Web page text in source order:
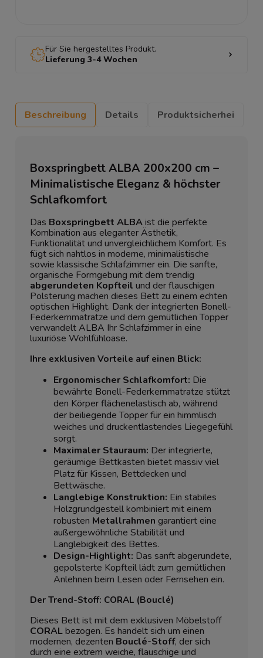
Für Sie hergestelltes Produkt.
Lieferung 3-4 Wochen
Beschreibung Details Produktsicherhei
Boxspringbett ALBA 200x200 cm –
Minimalistische Eleganz & höchster
Schlafkomfort
Das Boxspringbett ALBAist die perfekte
Kombination aus eleganter Ästhetik,
Funktionalität und unvergleichlichem Komfort. Es
fügt sich nahtlos in moderne, minimalistische
sowie klassische Schlafzimmer ein. Die sanfte,
organische Formgebung mit dem trendig
abgerundeten Kopfteil und der flauschigen
Polsterung machen dieses Bett zu einem echten
optischen Highlight. Dank der integrierten Bonell-
Federkernmatratze und dem gemütlichen Topper
verwandelt ALBA Ihr Schlafzimmer in eine
luxuriöse Wohlfühloase.
Ihre exklusiven Vorteile auf einen Blick:
Ergonomischer Schlafkomfort: Die
bewährte Bonell-Federkernmatratze stützt
den Körper flächenelastisch ab, während
der beiliegende Topper für ein himmlisch
weiches und druckentlastendes Liegegefühl
sorgt.
Maximaler Stauraum: Der integrierte,
geräumige Bettkasten bietet massiv viel
Platz für Kissen, Bettdecken und
Bettwäsche.
Langlebige Konstruktion: Ein stabiles
Holzgrundgestell kombiniert mit einem
robusten Metallrahmen garantiert eine
außergewöhnliche Stabilität und
Langlebigkeit des Bettes.
Design-Highlight: Das sanft abgerundete,
gepolsterte Kopfteil lädt zum gemütlichen
Anlehnen beim Lesen oder Fernsehen ein.
Der Trend-Stoff: CORAL (Bouclé)
Dieses Bett ist mit dem exklusiven Möbelstoff
CORALbezogen. Es handelt sich um einen
modernen, dezenten Bouclé-Stoff, der sich
durch eine extrem weiche, flauschige und